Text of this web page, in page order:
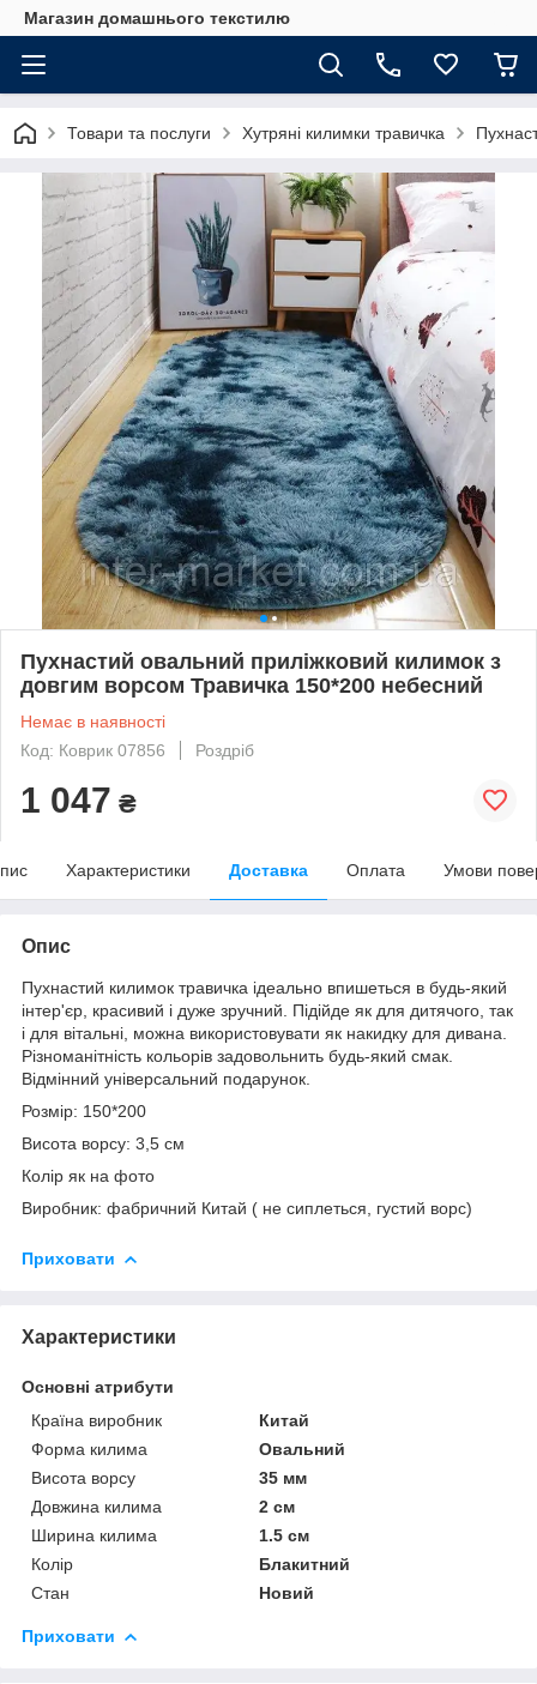
Магазин домашнього текстилю
Товари та послуги Хутряні килимки травичка
Пухнастий овальний приліжковий килимок з
довгим ворсом Травичка 150*200 небесний
Немає в наявності
Код: Коврик 07856
Роздріб
1 047 ₴
Характеристики Доставка Оплата Умови
Опис
Пухнастий килимок травичка ідеально впишеться в будь-який
інтер'єр, красивий і дуже зручний. Підійде як для дитячого, так
і для вітальні, можна використовувати як накидку для дивана.
Різноманітність кольорів задовольнить будь-який смак.
Відмінний універсальний подарунок.
Розмір: 150*200
Висота ворсу: 3,5 см
Колір як на фото
Виробник: фабричний Китай ( не сиплеться, густий ворс)
Приховати
Характеристики
Основні атрибути
Країна виробник
Китай
Форма килима
Овальний
Висота ворсу
35 мм
Довжина килима
2 см
Ширина килима
1.5 см
Колір
Блакитний
Стан
Новий
Приховати